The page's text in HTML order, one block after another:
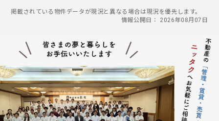
掲載されている物件データが現況と異なる場合は現況を優先します。
情報公開日： 2026年08月07日